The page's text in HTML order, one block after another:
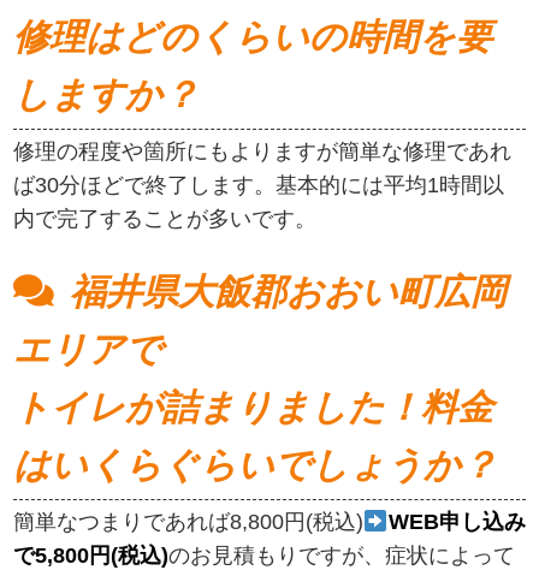
修理はどのくらいの時間を要
しますか？
修理の程度や箇所にもよりますが簡単な修理であれ
ば30分ほどで終了します。基本的には平均1時間以
内で完了することが多いです。
福井県大飯郡おおい町広岡
エリアで
トイレが詰まりました！料金
はいくらぐらいでしょうか？
簡単なつまりであれば8,800円(税込)
WEB申し込み
で5,800円(税込)のお見積もりですが、症状によって